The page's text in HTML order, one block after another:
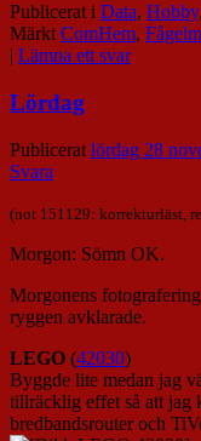
Publicerat i Data, Hobby,
Märkt ComHem,
| Lämna ett svar
Lördag
Publicerat lördag 28
Svara
(not 151129: korrekturläst,
Morgon: Sömn OK.
Morgonens
ryggen avklarade.
LEGO (42030)
Byggde lite medan jag
tillräcklig effet så att jag
bredbandsrouter och